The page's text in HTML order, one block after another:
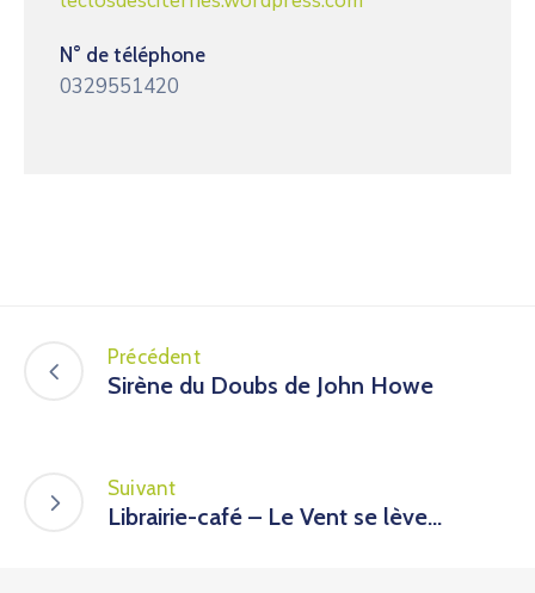
N° de téléphone
0329551420
Précédent
Sirène du Doubs de John Howe
Suivant
Librairie-café – Le Vent se lève…